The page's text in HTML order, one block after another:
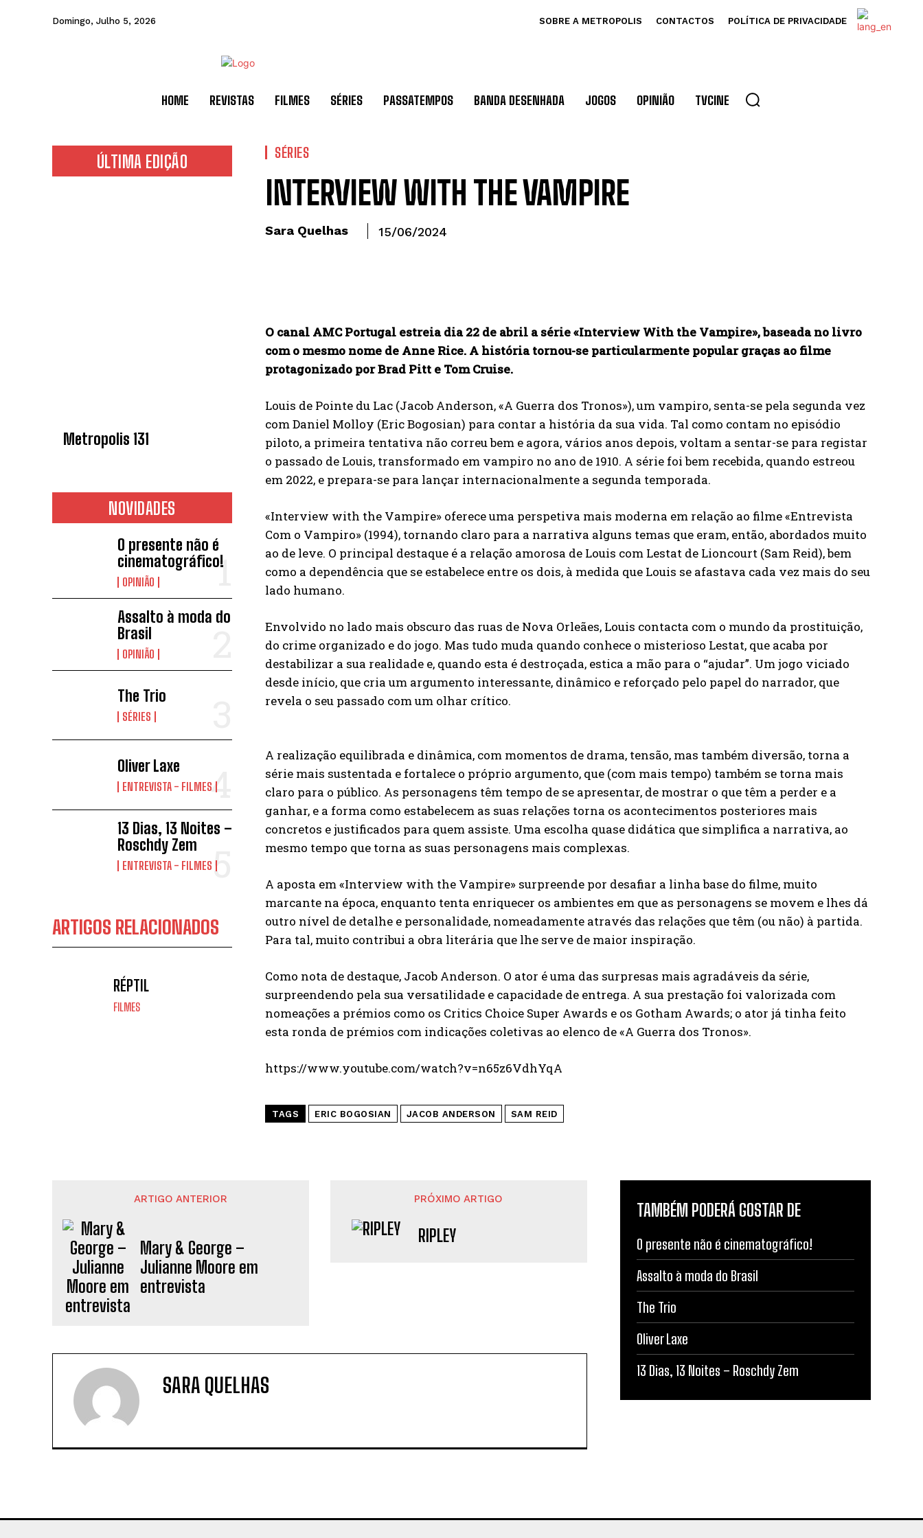
Domingo, Julho 5, 2026 SOBRE A METROPOLIS CONTACTOS POLÍTICA DE PRIVACIDADE
HOME REVISTAS FILMES SÉRIES PASSATEMPOS BANDA DESENHADA JOGOS OPINIÃO TVCINE
ÚLTIMA EDIÇÃO
Metropolis 131
NOVIDADES
O presente não é
cinematográfico!
OPINIÃO
Assalto à moda do
Brasil
OPINIÃO
The Trio
SÉRIES
Oliver Laxe
ENTREVISTA - FILMES
13 Dias, 13 Noites –
Roschdy Zem
ENTREVISTA - FILMES
ARTIGOS RELACIONADOS
RÉPTIL
FILMES
SÉRIES
INTERVIEW WITH THE VAMPIRE
Sara Quelhas 15/06/2024
O canal AMC Portugal estreia dia 22 de abril a série «Interview With the Vampire», baseada no livro
com o mesmo nome de Anne Rice. A história tornou-se particularmente popular graças ao filme
protagonizado por Brad Pitt e Tom Cruise.
Louis de Pointe du Lac (Jacob Anderson, «A Guerra dos Tronos»), um vampiro, senta-se pela segunda vez
com Daniel Molloy (Eric Bogosian) para contar a história da sua vida. Tal como contam no episódio
piloto, a primeira tentativa não correu bem e agora, vários anos depois, voltam a sentar-se para registar
o passado de Louis, transformado em vampiro no ano de 1910. A série foi bem recebida, quando estreou
em 2022, e prepara-se para lançar internacionalmente a segunda temporada.
«Interview with the Vampire» oferece uma perspetiva mais moderna em relação ao filme «Entrevista
Com o Vampiro» (1994), tornando claro para a narrativa alguns temas que eram, então, abordados muito
ao de leve. O principal destaque é a relação amorosa de Louis com Lestat de Lioncourt (Sam Reid), bem
como a dependência que se estabelece entre os dois, à medida que Louis se afastava cada vez mais do seu
lado humano.
Envolvido no lado mais obscuro das ruas de Nova Orleães, Louis contacta com o mundo da prostituição,
do crime organizado e do jogo. Mas tudo muda quando conhece o misterioso Lestat, que acaba por
destabilizar a sua realidade e, quando esta é destroçada, estica a mão para o “ajudar”. Um jogo viciado
desde início, que cria um argumento interessante, dinâmico e reforçado pelo papel do narrador, que
revela o seu passado com um olhar crítico.
A realização equilibrada e dinâmica, com momentos de drama, tensão, mas também diversão, torna a
série mais sustentada e fortalece o próprio argumento, que (com mais tempo) também se torna mais
claro para o público. As personagens têm tempo de se apresentar, de mostrar o que têm a perder e a
ganhar, e a forma como estabelecem as suas relações torna os acontecimentos posteriores mais
concretos e justificados para quem assiste. Uma escolha quase didática que simplifica a narrativa, ao
mesmo tempo que torna as suas personagens mais complexas.
A aposta em «Interview with the Vampire» surpreende por desafiar a linha base do filme, muito
marcante na época, enquanto tenta enriquecer os ambientes em que as personagens se movem e lhes dá
outro nível de detalhe e personalidade, nomeadamente através das relações que têm (ou não) à partida.
Para tal, muito contribui a obra literária que lhe serve de maior inspiração.
Como nota de destaque, Jacob Anderson. O ator é uma das surpresas mais agradáveis da série,
surpreendendo pela sua versatilidade e capacidade de entrega. A sua prestação foi valorizada com
nomeações a prémios como os Critics Choice Super Awards e os Gotham Awards; o ator já tinha feito
esta ronda de prémios com indicações coletivas ao elenco de «A Guerra dos Tronos».
https://www.youtube.com/watch?v=n65z6VdhYqA
TAGS ERIC BOGOSIAN JACOB ANDERSON SAM REID
ARTIGO ANTERIOR
Mary & George –
Julianne Moore em
entrevista
PRÓXIMO ARTIGO
RIPLEY
SARA QUELHAS
TAMBÉM PODERÁ GOSTAR DE
O presente não é cinematográfico!
Assalto à moda do Brasil
The Trio
Oliver Laxe
13 Dias, 13 Noites – Roschdy Zem